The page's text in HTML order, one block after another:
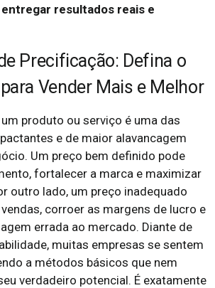
resultados reais e
Precificação: Defina o
Vender Mais e Melhor
produto ou serviço é uma das
e de maior alavancagem
Um preço bem definido pode
fortalecer a marca e maximizar
outro lado, um preço inadequado
corroer as margens de lucro e
errada ao mercado. Diante de
muitas empresas se sentem
a métodos básicos que nem
verdadeiro potencial. É exatamente